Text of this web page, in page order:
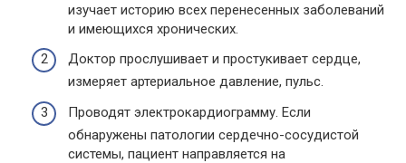
изучает историю всех перенесенных заболеваний
и имеющихся хронических.
Доктор прослушивает и простукивает сердце,
измеряет артериальное давление, пульс.
Проводят электрокардиограмму. Если
обнаружены патологии сердечно-сосудистой
системы, пациент направляется на